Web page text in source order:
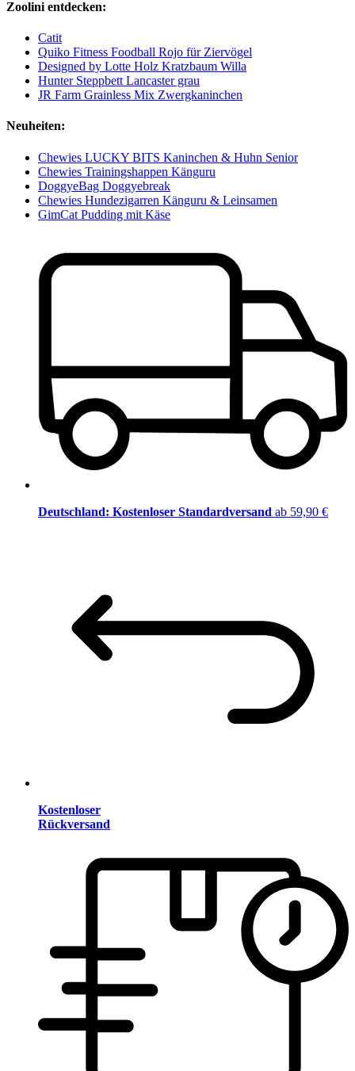
Zoolini entdecken:
Catit
Quiko Fitness Foodball Rojo für Ziervögel
Designed by Lotte Holz Kratzbaum Willa
Hunter Steppbett Lancaster grau
JR Farm Grainless Mix Zwergkaninchen
Neuheiten:
Chewies LUCKY BITS Kaninchen & Huhn Senior
Chewies Trainingshappen Känguru
DoggyeBag Doggyebreak
Chewies Hundezigarren Känguru & Leinsamen
GimCat Pudding mit Käse
Deutschland: Kostenloser Standardversand ab 59,90 €
Kostenloser
Rückversand